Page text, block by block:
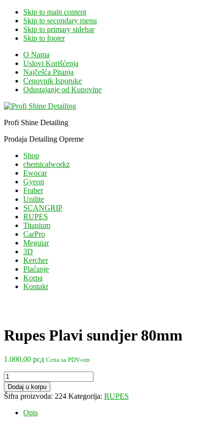
Skip to main content
Skip to secondary menu
Skip to primary sidebar
Skip to footer
O Nama
Uslovi Korišćenja
Najčešća Pitanja
Cenovnik Isporuke
Odustajanje od Kupovine
Profi Shine Detailing
Prodaja Detailing Opreme
Shop
chemicalworkz
Ewocar
Gyeon
Fraber
Unilite
SCANGRIP
RUPES
Titanium
CarPro
Meguiar
3D
Kercher
Plaćanje
Korpa
Kontakt
Rupes Plavi sundjer 80mm
1.000,00 рсд Cena sa PDV-om
Rupes
Plavi
sundjer
80mm
količina
Dodaj u korpu
Šifra proizvoda: 224 Kategorija: RUPES
Opis